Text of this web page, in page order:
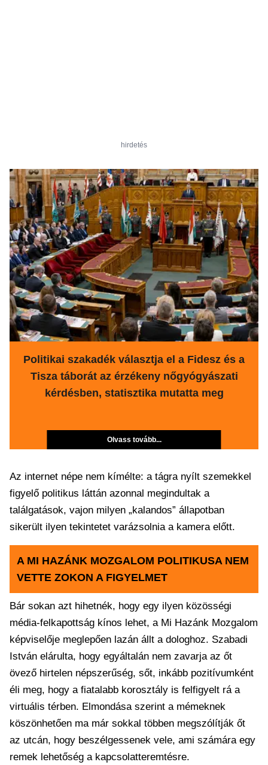
hirdetés
Politikai szakadék választja el a Fidesz és a
Tisza táborát az érzékeny nőgyógyászati
kérdésben, statisztika mutatta meg
Olvass tovább...
Az internet népe nem kímélte: a tágra nyílt szemekkel
figyelő politikus láttán azonnal megindultak a
találgatások, vajon milyen „kalandos” állapotban
sikerült ilyen tekintetet varázsolnia a kamera előtt.
A MI HAZÁNK MOZGALOM POLITIKUSA NEM
VETTE ZOKON A FIGYELMET
Bár sokan azt hihetnék, hogy egy ilyen közösségi
média-felkapottság kínos lehet, a Mi Hazánk Mozgalom
képviselője meglepően lazán állt a dologhoz. Szabadi
István elárulta, hogy egyáltalán nem zavarja az őt
övező hirtelen népszerűség, sőt, inkább pozitívumként
éli meg, hogy a fiatalabb korosztály is felfigyelt rá a
virtuális térben. Elmondása szerint a mémeknek
köszönhetően ma már sokkal többen megszólítják őt
az utcán, hogy beszélgessenek vele, ami számára egy
remek lehetőség a kapcsolatteremtésre.